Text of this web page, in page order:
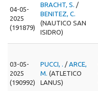
04-05-
2025
(191879)
BRACHT, S. /
BENITEZ, C.
(NAUTICO SAN
ISIDRO)
03-05-
2025
(190992)
PUCCI, . / ARCE,
M. (ATLETICO
LANUS)